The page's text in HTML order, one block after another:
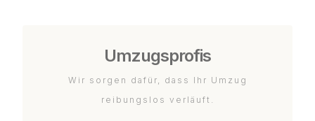
Umzugsprofis
Wir sorgen dafür, dass Ihr Umzug
reibungslos verläuft.